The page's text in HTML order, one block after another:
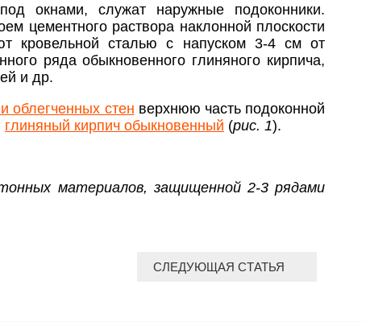
окнами, служат наружные подоконники.
цементного раствора наклонной плоскости
кровельной сталью с напуском 3-4 см от
ряда обыкновенного глиняного кирпича,
и др.
облегченных стен верхнюю часть подоконной
глиняный кирпич обыкновенный (рис. 1).
материалов, защищенной 2-3 рядами
СЛЕДУЮЩАЯ СТАТЬЯ